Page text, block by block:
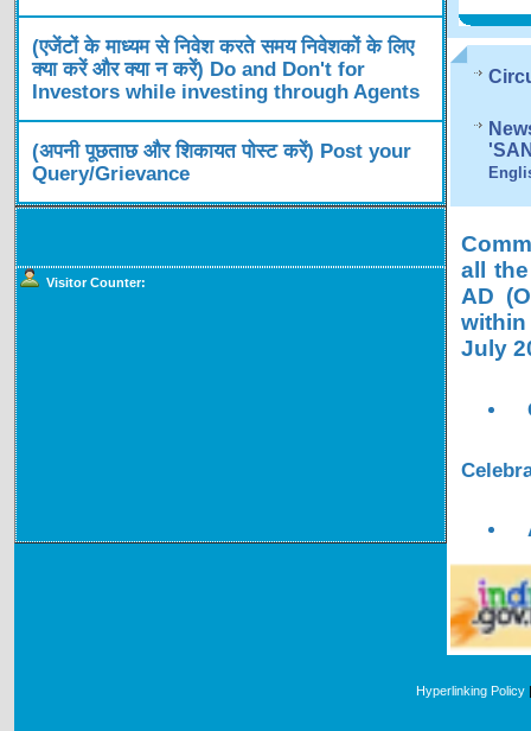
(एजेंटों के माध्यम से निवेश करते समय निवेशकों के लिए
क्या करें और क्या न करें) Do and Don't for
Investors while investing through Agents
(अपनी पूछताछ और शिकायत पोस्ट करें) Post your
Query/Grievance
Visitor Counter:
all
AD
July
Hyperlinking Policy